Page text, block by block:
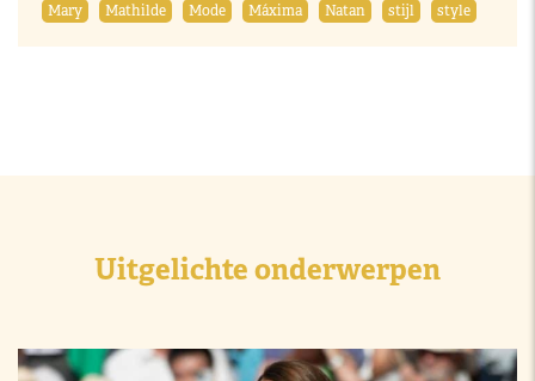
Mary
Mathilde Mode Máxima Natan stijl style
Uitgelichte onderwerpen